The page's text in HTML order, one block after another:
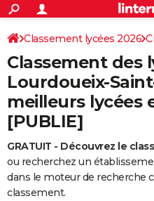
ACTUALITÉS
Politique
Société
Faits Divers
Education
Monde
Villes
+
SPORT
Coupe du monde 2026
Football
Tennis
Cyclisme
Rugby
Forum
Programme TV
TNT
Streaming
Cinéma
Sorties cinéma
Musique
+
FINANCE
Retraite
Impôts
Epargne
Immobilier
Risques naturels par ville
Banque
Assurance
Crédit
AUTO
Réserver un essai
Citadines
Berlines
Forum auto
HIGH-TECH
BRICOLAGE
Classement lycées 2026
Classement des
Lourdoueix-
meilleurs lycées
[PUBLIE]
GRATUIT - Découvrez le
ou recherchez un
dans le moteur de recherche
classement.